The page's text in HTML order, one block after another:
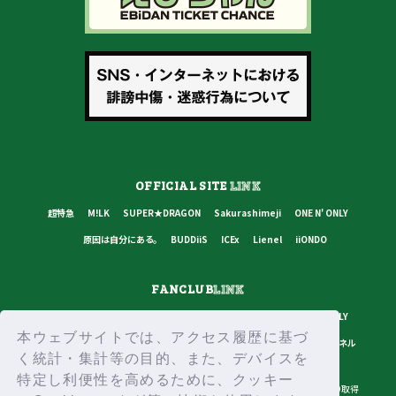
本ウェブサイトでは、アクセス履歴に基づ
く統計・集計等の目的、また、デバイスを
特定し利便性を高めるために、クッキー
OFFICIAL SITELINK
超特急 M!LK SUPER★DRAGON Sakurashimeji
ONE N' ONLY
原因は自分にある。
BUDDiiS ICEx Lienel iiONDO
FANCLUBLINK
ONE N' ONLY
原因は自分にある。
BUDDiiS ICEx Lienel スターダストチャンネル
プライバシーポリシー ご利用規約 推奨環境 ヘルプ・お問い合わせ ID取得